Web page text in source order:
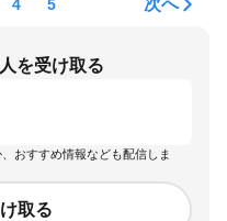
4 5 次へ
を受け取る
おすすめ情報なども配信しま
取る